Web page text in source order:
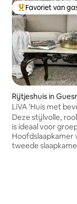
Topfavoriet van
Favoriet van
Rijtjeshuis in
LiVA 'Huis met
Deze stijlvolle,
is ideaal voor
Hoofdslaapkamer
tweede